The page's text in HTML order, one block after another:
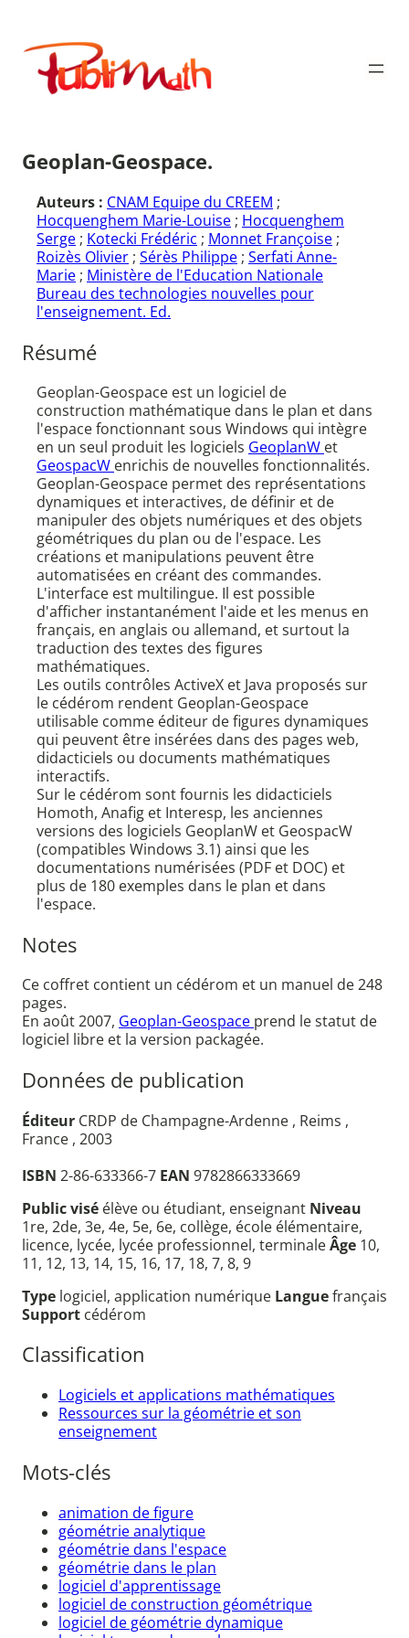
contenu
Publimath
Geoplan-Geospace.
Auteurs : CNAM Equipe du CREEM ;
Hocquenghem Marie-Louise ; Hocquenghem
Serge ; Kotecki Frédéric ; Monnet Françoise ;
Roizès Olivier ; Sérès Philippe ; Serfati Anne-
Marie ; Ministère de l'Education Nationale
Bureau des technologies nouvelles pour
l'enseignement. Ed.
Résumé
Geoplan-Geospace est un logiciel de
construction mathématique dans le plan et dans
l'espace fonctionnant sous Windows qui intègre
en un seul produit les logiciels GeoplanW et
GeospacW enrichis de nouvelles fonctionnalités.
Geoplan-Geospace permet des représentations
dynamiques et interactives, de définir et de
manipuler des objets numériques et des objets
géométriques du plan ou de l'espace. Les
créations et manipulations peuvent être
automatisées en créant des commandes.
L'interface est multilingue. Il est possible
d'afficher instantanément l'aide et les menus en
français, en anglais ou allemand, et surtout la
traduction des textes des figures
mathématiques.
Les outils contrôles ActiveX et Java proposés sur
le cédérom rendent Geoplan-Geospace
utilisable comme éditeur de figures dynamiques
qui peuvent être insérées dans des pages web,
didacticiels ou documents mathématiques
interactifs.
Sur le cédérom sont fournis les didacticiels
Homoth, Anafig et Interesp, les anciennes
versions des logiciels GeoplanW et GeospacW
(compatibles Windows 3.1) ainsi que les
documentations numérisées (PDF et DOC) et
plus de 180 exemples dans le plan et dans
l'espace.
Notes
Ce coffret contient un cédérom et un manuel de 248
pages.
En août 2007, Geoplan-Geospace prend le statut de
logiciel libre et la version packagée.
Données de publication
Éditeur CRDP de Champagne-Ardenne , Reims ,
France , 2003
ISBN 2-86-633366-7 EAN 9782866333669
Public visé élève ou étudiant, enseignant Niveau
1re, 2de, 3e, 4e, 5e, 6e, collège, école élémentaire,
licence, lycée, lycée professionnel, terminaleÂge 10,
11, 12, 13, 14, 15, 16, 17, 18, 7, 8, 9
Type logiciel, application numérique Languefrançais
Support cédérom
Classification
Logiciels et applications mathématiques
Ressources sur la géométrie et son
enseignement
Mots-clés
animation de figure
géométrie analytique
géométrie dans l'espace
géométrie dans le plan
logiciel d'apprentissage
logiciel de construction géométrique
logiciel de géométrie dynamique